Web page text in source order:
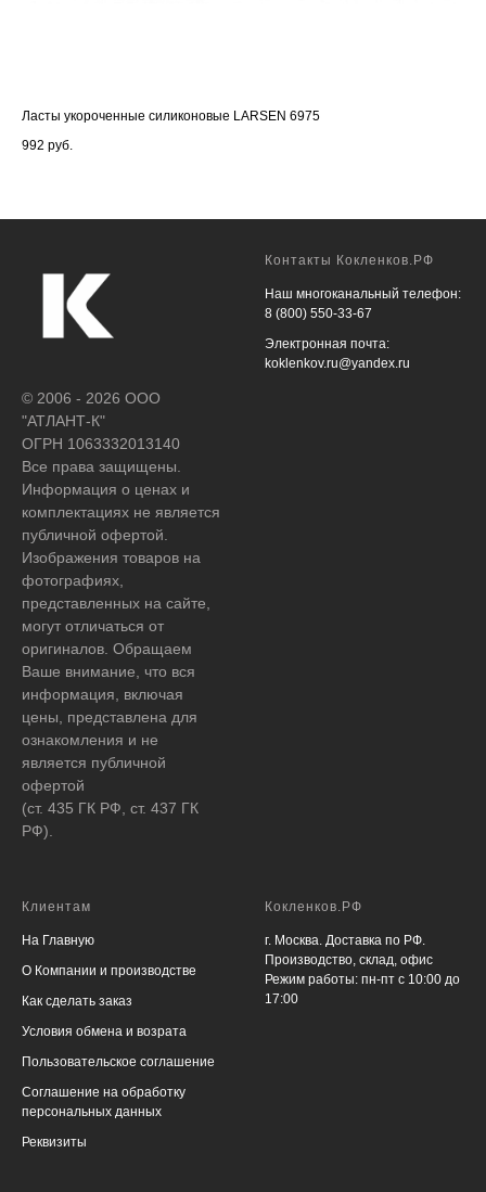
Ласты укороченные силиконовые LARSEN 6975
992 руб.
© 2006 - 2026 ООО
"АТЛАНТ-К"
ОГРН 1063332013140
Все права защищены.
Информация о ценах и
комплектациях не является
публичной офертой.
Изображения товаров на
фотографиях,
представленных на сайте,
могут отличаться от
оригиналов. Обращаем
Ваше внимание, что вся
информация, включая
цены, представлена для
ознакомления и не
является публичной
офертой
(ст. 435 ГК РФ, ст. 437 ГК
РФ).
Контакты Кокленков.РФ
Наш многоканальный телефон:
8 (800) 550-33-67
Электронная почта:
koklenkov.ru@yandex.ru
Клиентам
На Главную
О Компании и производстве
Как сделать заказ
Условия обмена и возрата
Пользовательское соглашение
Соглашение на обработку
персональных данных
Реквизиты
Кокленков.РФ
г. Москва. Доставка по РФ.
Производство, склад, офис
Режим работы: пн-пт с 10:00 до
17:00